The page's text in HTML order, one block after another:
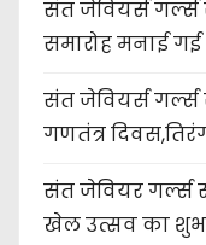
संत जेवियर्स
समारोह मनाई गई
संत जेवियर्स
गणतंत्र
संत जेवियर गर्ल्स
खेल उत्सव का